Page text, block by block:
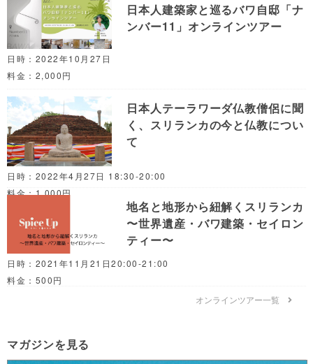
日本人建築家と巡るバワ自邸「ナ
ンバー11」オンラインツアー
日時：2022年10月27日
料金：2,000円
日本人テーラワーダ仏教僧侶に聞
く、スリランカの今と仏教につい
て
日時：2022年4月27日 18:30-20:00
料金：1,000円
地名と地形から紐解くスリランカ
〜世界遺産・バワ建築・セイロン
ティー〜
日時：2021年11月21日20:00-21:00
料金：500円
オンラインツアー一覧
マガジンを見る